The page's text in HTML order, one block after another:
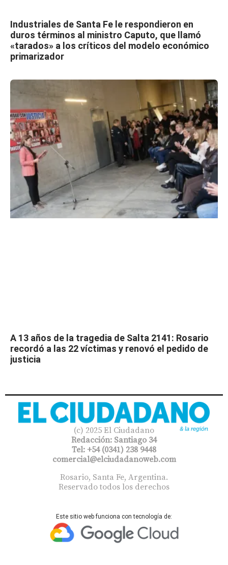
Industriales de Santa Fe le respondieron en
duros términos al ministro Caputo, que llamó
«tarados» a los críticos del modelo económico
primarizador
A 13 años de la tragedia de Salta 2141: Rosario
recordó a las 22 víctimas y renovó el pedido de
justicia
(c) 2025 El Ciudadano
Redacción: Santiago 34
Tel: +54 (0341) 238 9448
comercial@elciudadanoweb.com​
Rosario, Santa Fe, Argentina.
Reservado todos los derechos
Este sitio web funciona con tecnología de: